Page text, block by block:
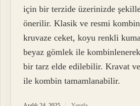
için bir terzide üzerinizde
önerilir. Klasik ve resmi
kruvaze ceket, koyu renkli
beyaz gömlek ile
bir tarz elde edilebilir. Kravat
ile kombin tamamlanabilir.